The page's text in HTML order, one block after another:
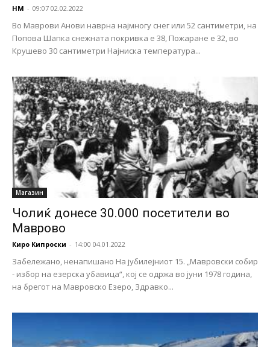
НМ - 09:07 02.02.2022
Во Маврови Анови наврна најмногу снег или 52 сантиметри, на
Попова Шапка снежната покривка е 38, Пожаране е 32, во
Крушево 30 сантиметри Најниска температура...
Магазин
Чолиќ донесе 30.000 посетители во
Маврово
Киро Кипроски - 14:00 04.01.2022
Забележано, ненапишано На јубилејниот 15. „Мавровски собир
- избор на езерска убавица“, кој се одржа во јуни 1978 година,
на брегот на Мавровско Езеро, Здравко...